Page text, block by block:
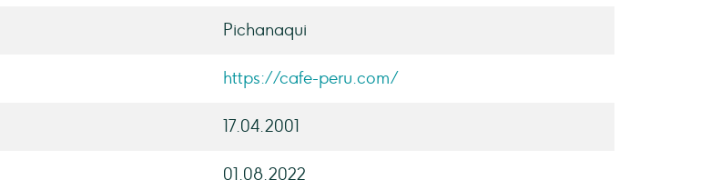
Pichanaqui
https://cafe-peru.com/
17.04.2001
01.08.2022